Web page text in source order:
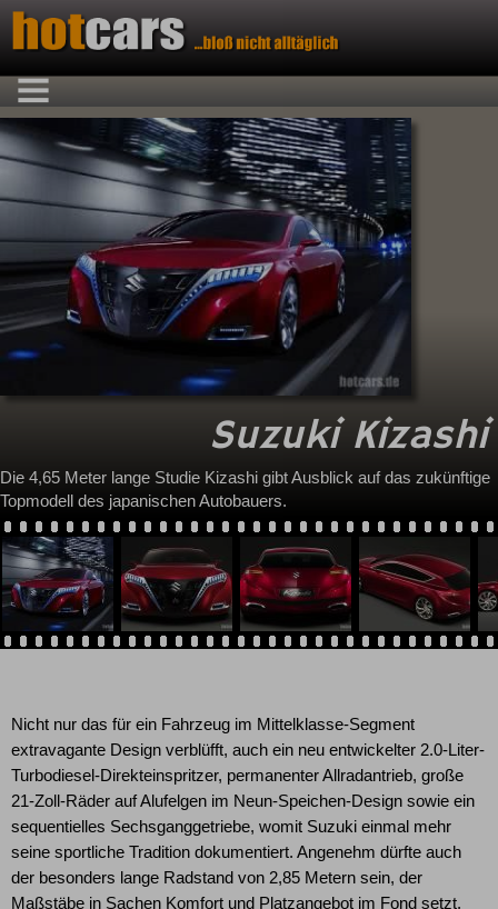
Suzuki Kizashi
Die 4,65 Meter lange Studie Kizashi gibt Ausblick auf das zukünftige
Topmodell des japanischen Autobauers.
Nicht nur das für ein Fahrzeug im Mittelklasse-Segment
extravagante Design verblüfft, auch ein neu entwickelter 2.0-Liter-
Turbodiesel-Direkteinspritzer, permanenter Allradantrieb, große
21-Zoll-Räder auf Alufelgen im Neun-Speichen-Design sowie ein
sequentielles Sechsganggetriebe, womit Suzuki einmal mehr
seine sportliche Tradition dokumentiert. Angenehm dürfte auch
der besonders lange Radstand von 2,85 Metern sein, der
Maßstäbe in Sachen Komfort und Platzangebot im Fond setzt.